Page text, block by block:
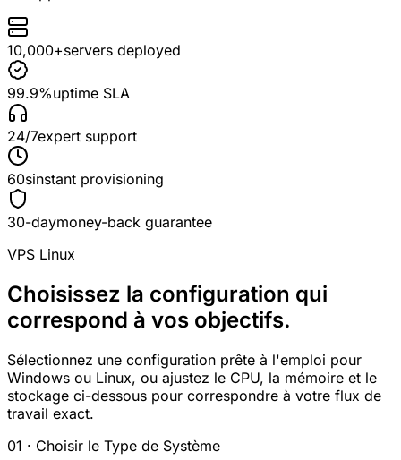
10,000+servers deployed
99.9%uptime SLA
24/7expert support
60sinstant provisioning
30-daymoney-back guarantee
VPS Linux
Choisissez la configuration qui
correspond à vos objectifs.
Sélectionnez une configuration prête à l'emploi pour
Windows ou Linux, ou ajustez le CPU, la mémoire et le
stockage ci-dessous pour correspondre à votre flux de
travail exact.
01 · Choisir le Type de Système